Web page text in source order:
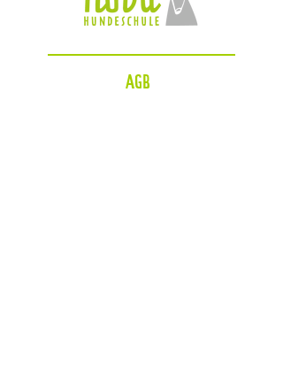
AGB